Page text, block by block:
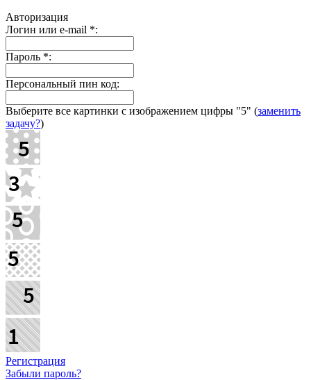
Авторизация
Логин или e-mail *:
Пароль *:
Персональный пин код:
Выберите все картинки с изображением цифры "5" (заменить
задачу?)
Регистрация
Забыли пароль?